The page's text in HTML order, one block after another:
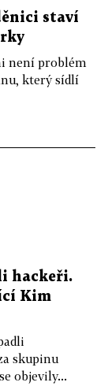
staví
není problém
který sídlí
hackeři.
Kim
skupinu
objevily...